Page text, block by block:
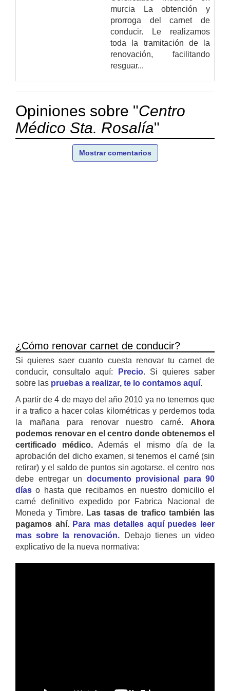
murcia La obtención y
prorroga del carnet de
conducir. Le realizamos
toda la tramitación de la
renovación, facilitando
resguar...
Opiniones sobre "Centro
Médico Sta. Rosalía"
Mostrar comentarios
¿Cómo renovar carnet de conducir?
Si quieres saer cuanto cuesta renovar tu carnet de
conducir, consultalo aquí:
Precio. Si quieres saber
sobre las pruebas a realizar, te lo contamos aquí.
A partir de 4 de mayo del año 2010 ya no tenemos que
ir a trafico a hacer colas kilométricas y perdernos toda
la mañana para renovar nuestro carné. Ahora
podemos renovar en el centro donde obtenemos el
certificado médico. Además el mismo día de la
aprobación del dicho examen, si tenemos el carné (sin
retirar) y el saldo de puntos sin agotarse, el centro nos
debe entregar un documento provisional para 90
días o hasta que recibamos en nuestro domicilio el
carné definitivo expedido por Fabrica Nacional de
Moneda y Timbre. Las tasas de trafico también las
pagamos ahí. Para mas detalles aquí puedes leer
mas sobre la renovación. Debajo tienes un video
explicativo de la nueva normativa: